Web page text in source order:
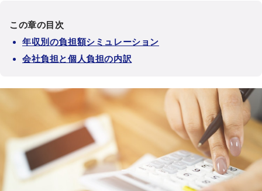
この章の目次
年収別の負担額シミュレーション
会社負担と個人負担の内訳